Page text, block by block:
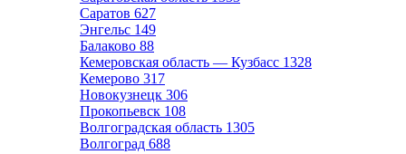
Саратов 627
Энгельс 149
Балаково 88
Кемеровская область — Кузбасс 1328
Кемерово 317
Новокузнецк 306
Прокопьевск 108
Волгоградская область 1305
Волгоград 688